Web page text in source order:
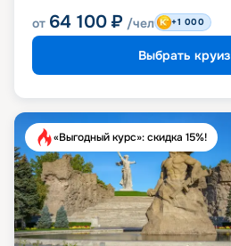
от 64 100 ₽ /чел +1 000
Выбрать круиз
«Выгодный курс»: скидка 15%!